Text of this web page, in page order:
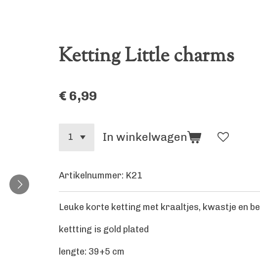
Ketting Little charms
€ 6,99
In winkelwagen
Artikelnummer: K21
Leuke korte ketting met kraaltjes, kwastje en
kettting is gold plated
lengte: 39+5 cm